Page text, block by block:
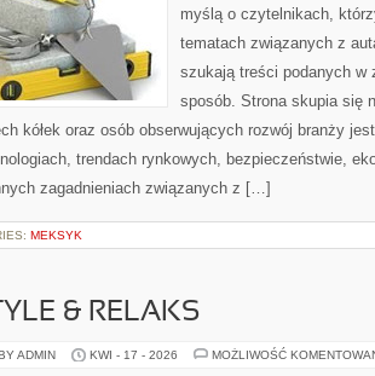
myślą o czytelnikach,
tematach związanych z
szukają treści podanych w
sposób. Strona skupia się
kółek oraz osób obserwujących rozwój branży
trendach rynkowych, bezpieczeństwie,
zagadnieniach związanych z […]
MEKSYK
& RELAKS
ADMIN KWI - 17 - 2026 MOŻLIWOŚĆ